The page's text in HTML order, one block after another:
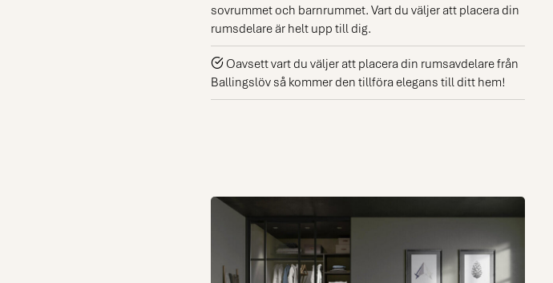
sovrummet och barnrummet. Vart du väljer att placera din
rumsdelare är helt upp till dig.
Oavsett vart du väljer att placera din rumsavdelare från
Ballingslöv så kommer den tillföra elegans till ditt hem!